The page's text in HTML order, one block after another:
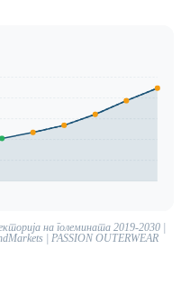
на големината 2019-2030 |
| PASSION OUTERWEAR